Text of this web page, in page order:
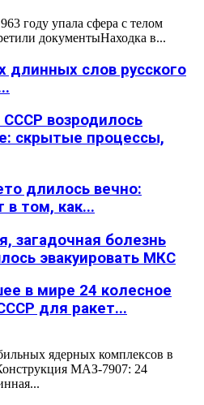
году упала сфера с телом
документыНаходка в...
слов русского
СССР возродилось
скрытые процессы,
длилось вечно:
том, как...
загадочная болезнь
эвакуировать МКС
в мире 24 колесное
для ракет...
ядерных комплексов в
МАЗ-7907: 24